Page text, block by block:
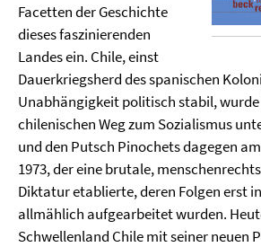
Facetten der Geschichte
dieses faszinierenden
Landes ein. Chile, einst
Dauerkriegsherd des spanischen
Unabhängigkeit politisch stabil,
chilenischen Weg zum Sozialismus
und den Putsch Pinochets dagegen
1973, der eine brutale,
Diktatur etablierte, deren Folgen erst
allmählich aufgearbeitet wurden.
Schwellenland Chile mit seiner neuen